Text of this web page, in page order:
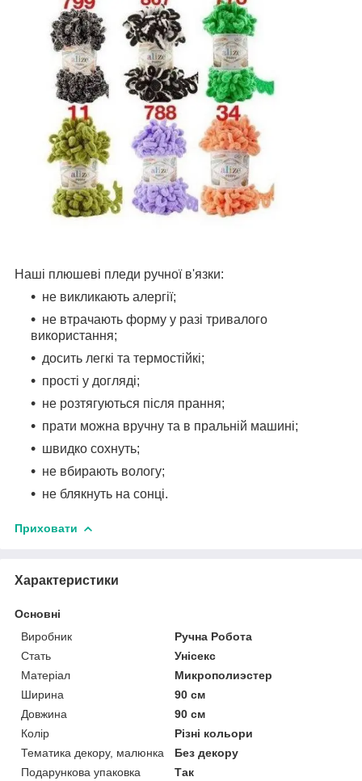
Наші плюшеві пледи ручної в'язки:
не викликають алергії;
не втрачають форму у разі тривалого
використання;
досить легкі та термостійкі;
прості у догляді;
не розтягуються після прання;
прати можна вручну та в пральній машині;
швидко сохнуть;
не вбирають вологу;
не блякнуть на сонці.
Приховати
Характеристики
Основні
Виробник
Ручна Робота
Стать
Унісекс
Матеріал
Микрополиэстер
Ширина
90 см
Довжина
90 см
Колір
Різні кольори
Тематика декору, малюнка
Без декору
Подарункова упаковка
Так